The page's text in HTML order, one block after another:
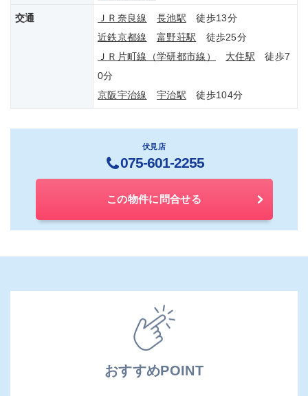
交通 ＪＲ奈良線 長池駅 徒歩13分
近鉄京都線
富野荘駅 徒歩25分
ＪＲ片町線（学研都市線）
大住駅 徒歩7
0分
京阪宇治線
宇治駅 徒歩104分
伏見店
075-601-2255
この物件に問合せる
おすすめPOINT